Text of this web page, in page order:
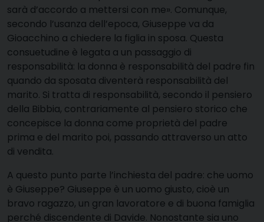
sarà d’accordo a mettersi con me». Comunque,
secondo l’usanza dell’epoca, Giuseppe va da
Gioacchino a chiedere la figlia in sposa. Questa
consuetudine è legata a un passaggio di
responsabilità: la donna è responsabilità del padre fin
quando da sposata diventerà responsabilità del
marito. Si tratta di responsabilità, secondo il pensiero
della Bibbia, contrariamente al pensiero storico che
concepisce la donna come proprietà del padre
prima e del marito poi, passando attraverso un atto
di vendita.
A questo punto parte l’inchiesta del padre: che uomo
è Giuseppe? Giuseppe è un uomo giusto, cioè un
bravo ragazzo, un gran lavoratore e di buona famiglia
perché discendente di Davide. Nonostante sia uno